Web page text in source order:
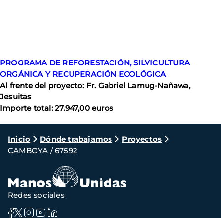
PROGRAMA DE REFORESTACIÓN, SILVICULTURA
ORGÁNICA Y RECUPERACIÓN ECOLÓGICA
Al frente del proyecto: Fr. Gabriel Lamug-Nañawa,
Jesuitas
Importe total: 27.947,00 euros
Ruta
de
navegación
Inicio Dónde trabajamos
Proyectos
CAMBOYA / 67592
Redes sociales